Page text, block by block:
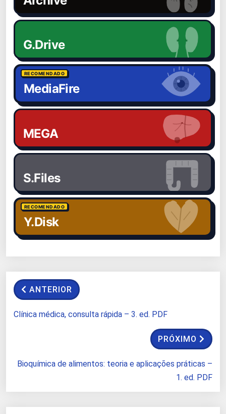
G.Drive
RECOMENDADO
MediaFire
MEGA
S.Files
RECOMENDADO
Y.Disk
ANTERIOR
Clínica médica, consulta rápida – 3. ed. PDF
PRÓXIMO
Bioquímica de alimentos: teoria e aplicações práticas –
1. ed. PDF